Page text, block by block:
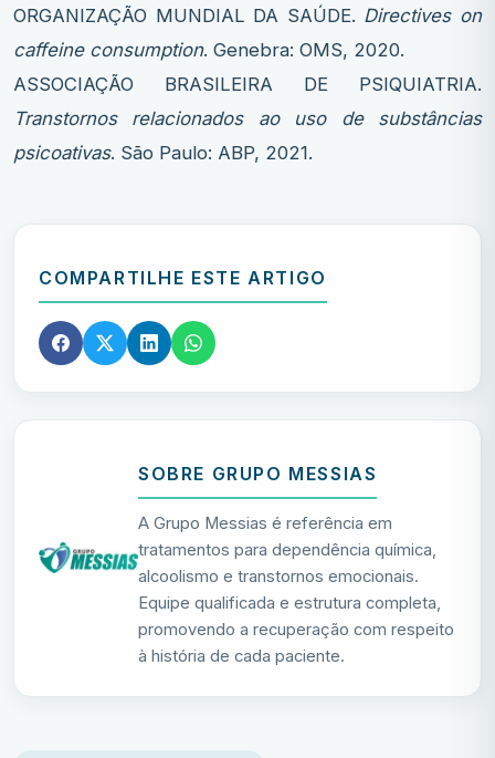
ORGANIZAÇÃO MUNDIAL DA SAÚDE. Directives on
caffeine consumption. Genebra: OMS, 2020.
ASSOCIAÇÃO BRASILEIRA DE PSIQUIATRIA.
Transtornos relacionados ao uso de substâncias
psicoativas. São Paulo: ABP, 2021.
COMPARTILHE ESTE ARTIGO
SOBRE GRUPO MESSIAS
A Grupo Messias é referência em
tratamentos para dependência química,
alcoolismo e transtornos emocionais.
Equipe qualificada e estrutura completa,
promovendo a recuperação com respeito
à história de cada paciente.